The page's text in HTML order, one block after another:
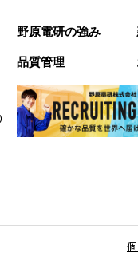
野原電研の強み
品質管理